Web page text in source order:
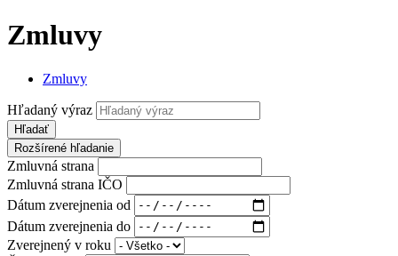
Zmluvy
Zmluvy
Hľadaný výraz
Hľadať
Rozšírené hľadanie
Zmluvná strana
Zmluvná strana IČO
Dátum zverejnenia od
Dátum zverejnenia do
Zverejnený v roku